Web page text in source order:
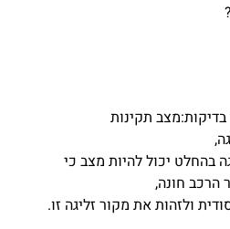
תקינות
בהחלט יכול להיות מצב כי
הרכב חונה,
ולזהות את מקור זליגה זו.